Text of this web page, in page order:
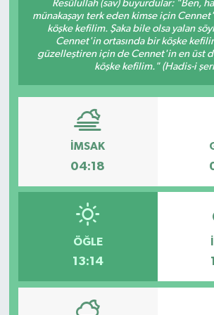
Resûlullah (sav) buyurdular: "Ben,
münakaşayı terk eden kimse için
köşke kefilim. Şaka bile olsa yalan
Cennet'in ortasında bir köşke
güzelleştiren için de Cennet'in en üst
köşke kefilim." (Hadis-i
İMSAK
04:18
ÖĞLE
13:14
KÜLTÜR SANAT
YAŞAM
LIFE
SARIGÖL
SARUHANLI
SELENDİ
KIRKAĞAÇ
DEMİRCİ
GÖLMARMARA
GÖRDES
KÖPRÜBAŞI
KULA
SALİHLİ
SARIGÖL
SARUHANLI
ŞEHZADELER
SELENDİ
TURGUTLU
EKONOMİ
EĞİTİM
KÜLTÜR SANAT
YAŞAM
BİLİM VE TEKNOLOJİ
MANİSA'NIN YÖRESEL